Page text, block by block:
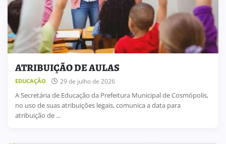
ATRIBUIÇÃO DE AULAS
EDUCAÇÃO 29 de julho de 2026
A Secretária de Educação da Prefeitura Municipal de Cosmópolis,
no uso de suas atribuições legais, comunica a data para
atribuição de ...